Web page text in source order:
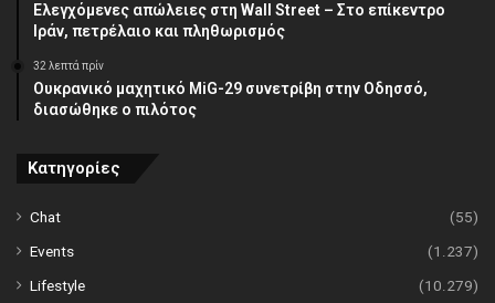
Ελεγχόμενες απώλειες στη Wall Street – Στο επίκεντρο
Ιράν, πετρέλαιο και πληθωρισμός
32 λεπτά πρίν
Oυκρανικό μαχητικό MiG-29 συνετρίβη στην Οδησσό,
διασώθηκε ο πιλότος
Κατηγορίες
Chat
(55)
Events
(1.237)
Lifestyle
(10.279)